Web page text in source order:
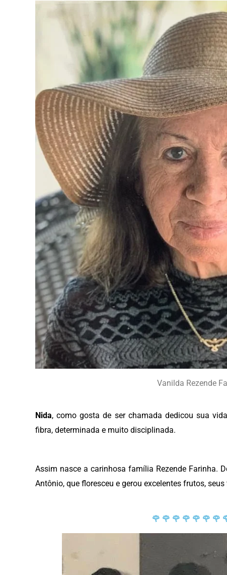
Vanilda Rezende
Nida, como gosta de ser chamada dedicou sua
fibra, determinada e muito disciplinada.
Assim nasce a carinhosa família Rezende Farinha.
Antônio, que floresceu e gerou excelentes frutos, seus
🌹 🌹 🌹 🌹 🌹 🌹 🌹